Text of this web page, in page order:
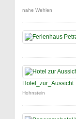
nahe Wehlen
Hotel_zur_Aussicht
Hohnstein